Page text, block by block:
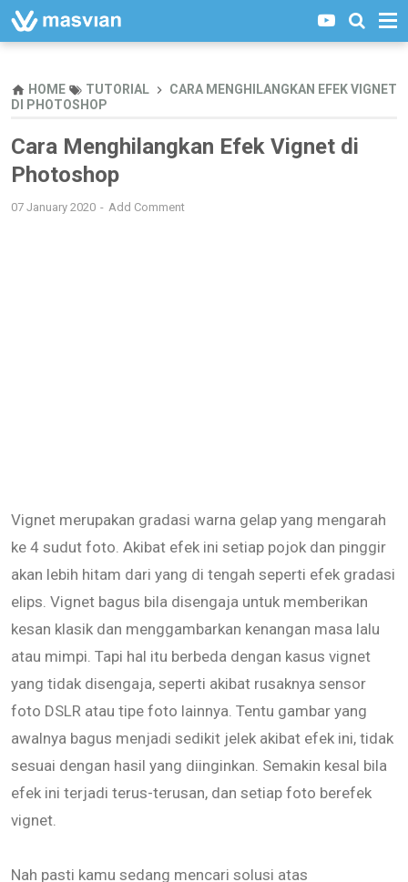
HOME TUTORIAL
CARA MENGHILANGKAN EFEK VIGNET
DI PHOTOSHOP
Cara Menghilangkan Efek Vignet di
Photoshop
07 January 2020 Add Comment
Vignet merupakan gradasi warna gelap yang mengarah
ke 4 sudut foto. Akibat efek ini setiap pojok dan pinggir
akan lebih hitam dari yang di tengah seperti efek gradasi
elips. Vignet bagus bila disengaja untuk memberikan
kesan klasik dan menggambarkan kenangan masa lalu
atau mimpi. Tapi hal itu berbeda dengan kasus vignet
yang tidak disengaja, seperti akibat rusaknya sensor
foto DSLR atau tipe foto lainnya. Tentu gambar yang
awalnya bagus menjadi sedikit jelek akibat efek ini, tidak
sesuai dengan hasil yang diinginkan. Semakin kesal bila
efek ini terjadi terus-terusan, dan setiap foto berefek
vignet.
Nah pasti kamu sedang mencari solusi atas